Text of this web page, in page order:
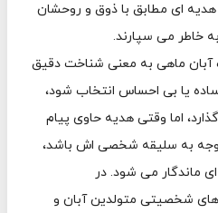
هدیه ای مطابق با ذوق و روحشان
خاطر می سپارند.
آبان ماهی به معنی شناخت دقیق
یا بی احساس انتخاب شود،
اما وقتی هدیه حاوی پیام
به سلیقه شخصی اش باشد،
ماندگار می شود. در
شخصیتی متولدین آبان و